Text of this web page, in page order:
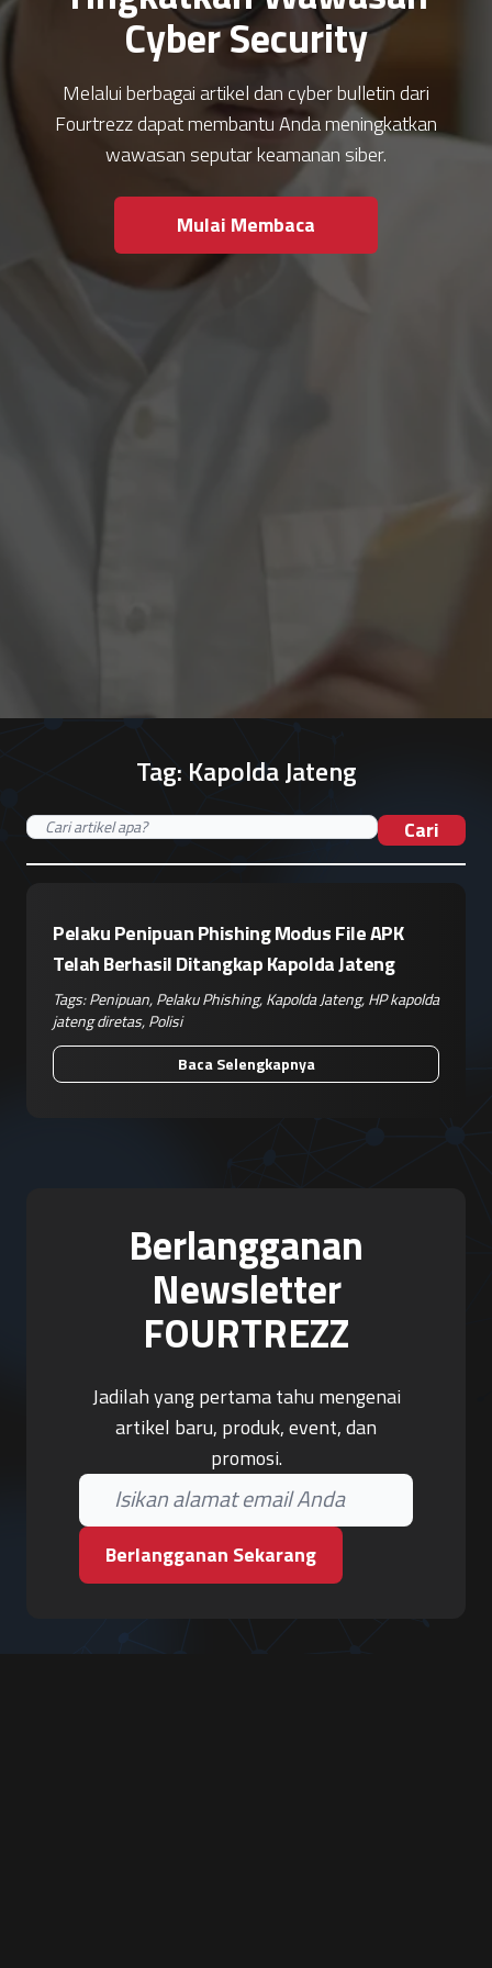
Cyber Security
Melalui berbagai artikel dan cyber bulletin dari
Fourtrezz dapat membantu Anda meningkatkan
wawasan seputar keamanan siber.
Mulai Membaca
Tag: Kapolda Jateng
Cari
Pelaku Penipuan Phishing Modus File APK
Telah Berhasil Ditangkap Kapolda Jateng
Tags:Penipuan,Pelaku Phishing,Kapolda Jateng,HP kapolda
jateng diretas,Polisi
Baca Selengkapnya
Berlangganan
Newsletter
FOURTREZZ
Jadilah yang pertama tahu mengenai
artikel baru, produk, event, dan
promosi.
Berlangganan Sekarang